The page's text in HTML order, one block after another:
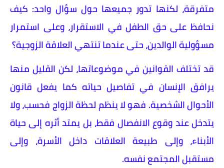
متفرقة، لكنها تدور جميعها حول سؤال واحد: كيف
نحافظ على حق الطفل في الاستقرار، وعلى استمرار
مسؤولية الوالدين، حتى عندما تنتهي العلاقة الزوجية؟
قد تختلف القوانين في موضوعاتها، لكن القليل منها
يرافق الإنسان في تفاصيل حياته كما يفعل قانون
الأحوال الشخصية. فهو لا ينظم لحظة الزواج فحسب، ولا
يتدخل عند وقوع الانفصال فقط، بل يمتد أثره إلى حياة
الأبناء، وإلى طبيعة العلاقات داخل الأسرة، وإلى
مستقبل المجتمع نفسه.